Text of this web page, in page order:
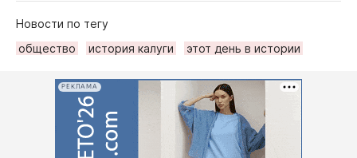
Новости по тегу
общество
история калуги этот день в истории
РЕКЛАМА